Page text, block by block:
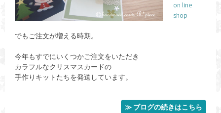
on line
shop
でもご注文が増える時期。
今年もすでにいくつかご注文をいただき
カラフルなクリスマスカードの
手作りキットたちを発送しています。
≫ ブログの続きはこちら